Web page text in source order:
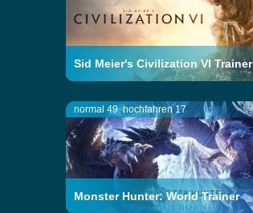
Sid Meier's Civilization VI Trainer
normal 49 hochfahren 17
Monster Hunter: World Trainer